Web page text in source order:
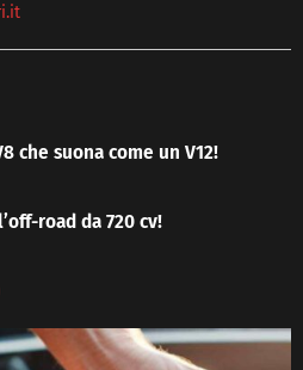
che suona come un V12!
road da 720 cv!